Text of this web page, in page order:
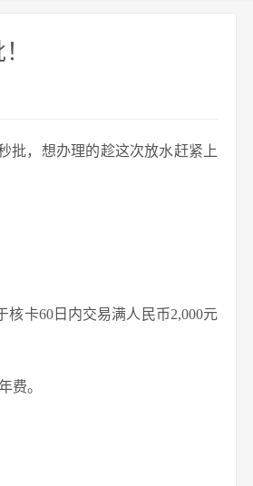
批，想办理的趁这次放水赶紧上
卡60日内交易满人民币2,000元
费。